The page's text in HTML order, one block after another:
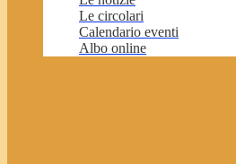
Le circolari
Calendario eventi
Albo online